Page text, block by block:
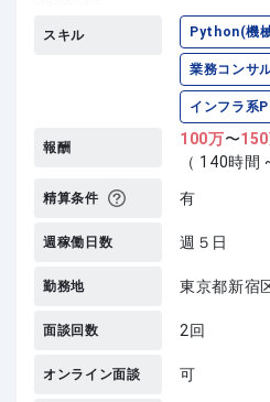
スキル Python(機
業務コンサ
インフラ系
報酬 100万〜150
（ 140時間
精算条件 有
週稼働日数 週５日
勤務地 東京都新宿
面談回数 2回
オンライン面談 可